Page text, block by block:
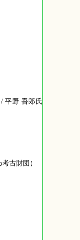
平野 吾郎氏
古財団）